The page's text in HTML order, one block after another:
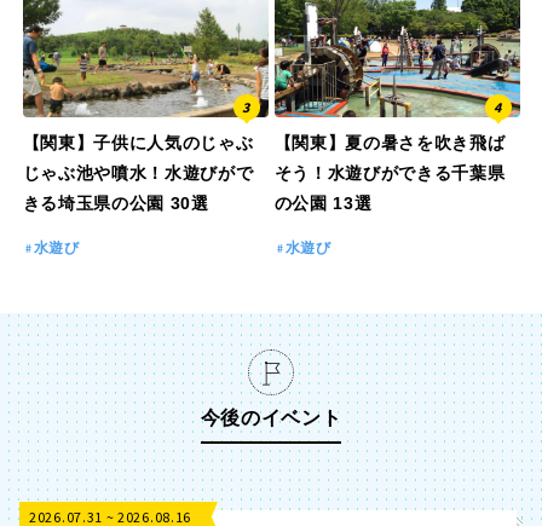
【関東】子供に人気のじゃぶ
じゃぶ池や噴水！水遊びがで
きる埼玉県の公園 30選
水遊び
【関東】夏の暑さを吹き飛ば
そう！水遊びができる千葉県
の公園 13選
水遊び
今後のイベント
2026.07.31 ~ 2026.08.16